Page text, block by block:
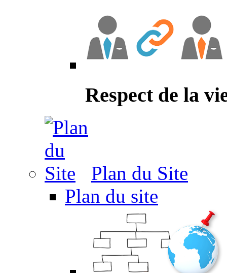
Respect de la
Plan du Site
Plan du site